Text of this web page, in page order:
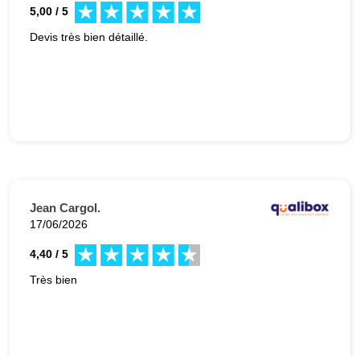
5,00 / 5
Devis très bien détaillé.
Jean Cargol.
17/06/2026
4,40 / 5
Très bien